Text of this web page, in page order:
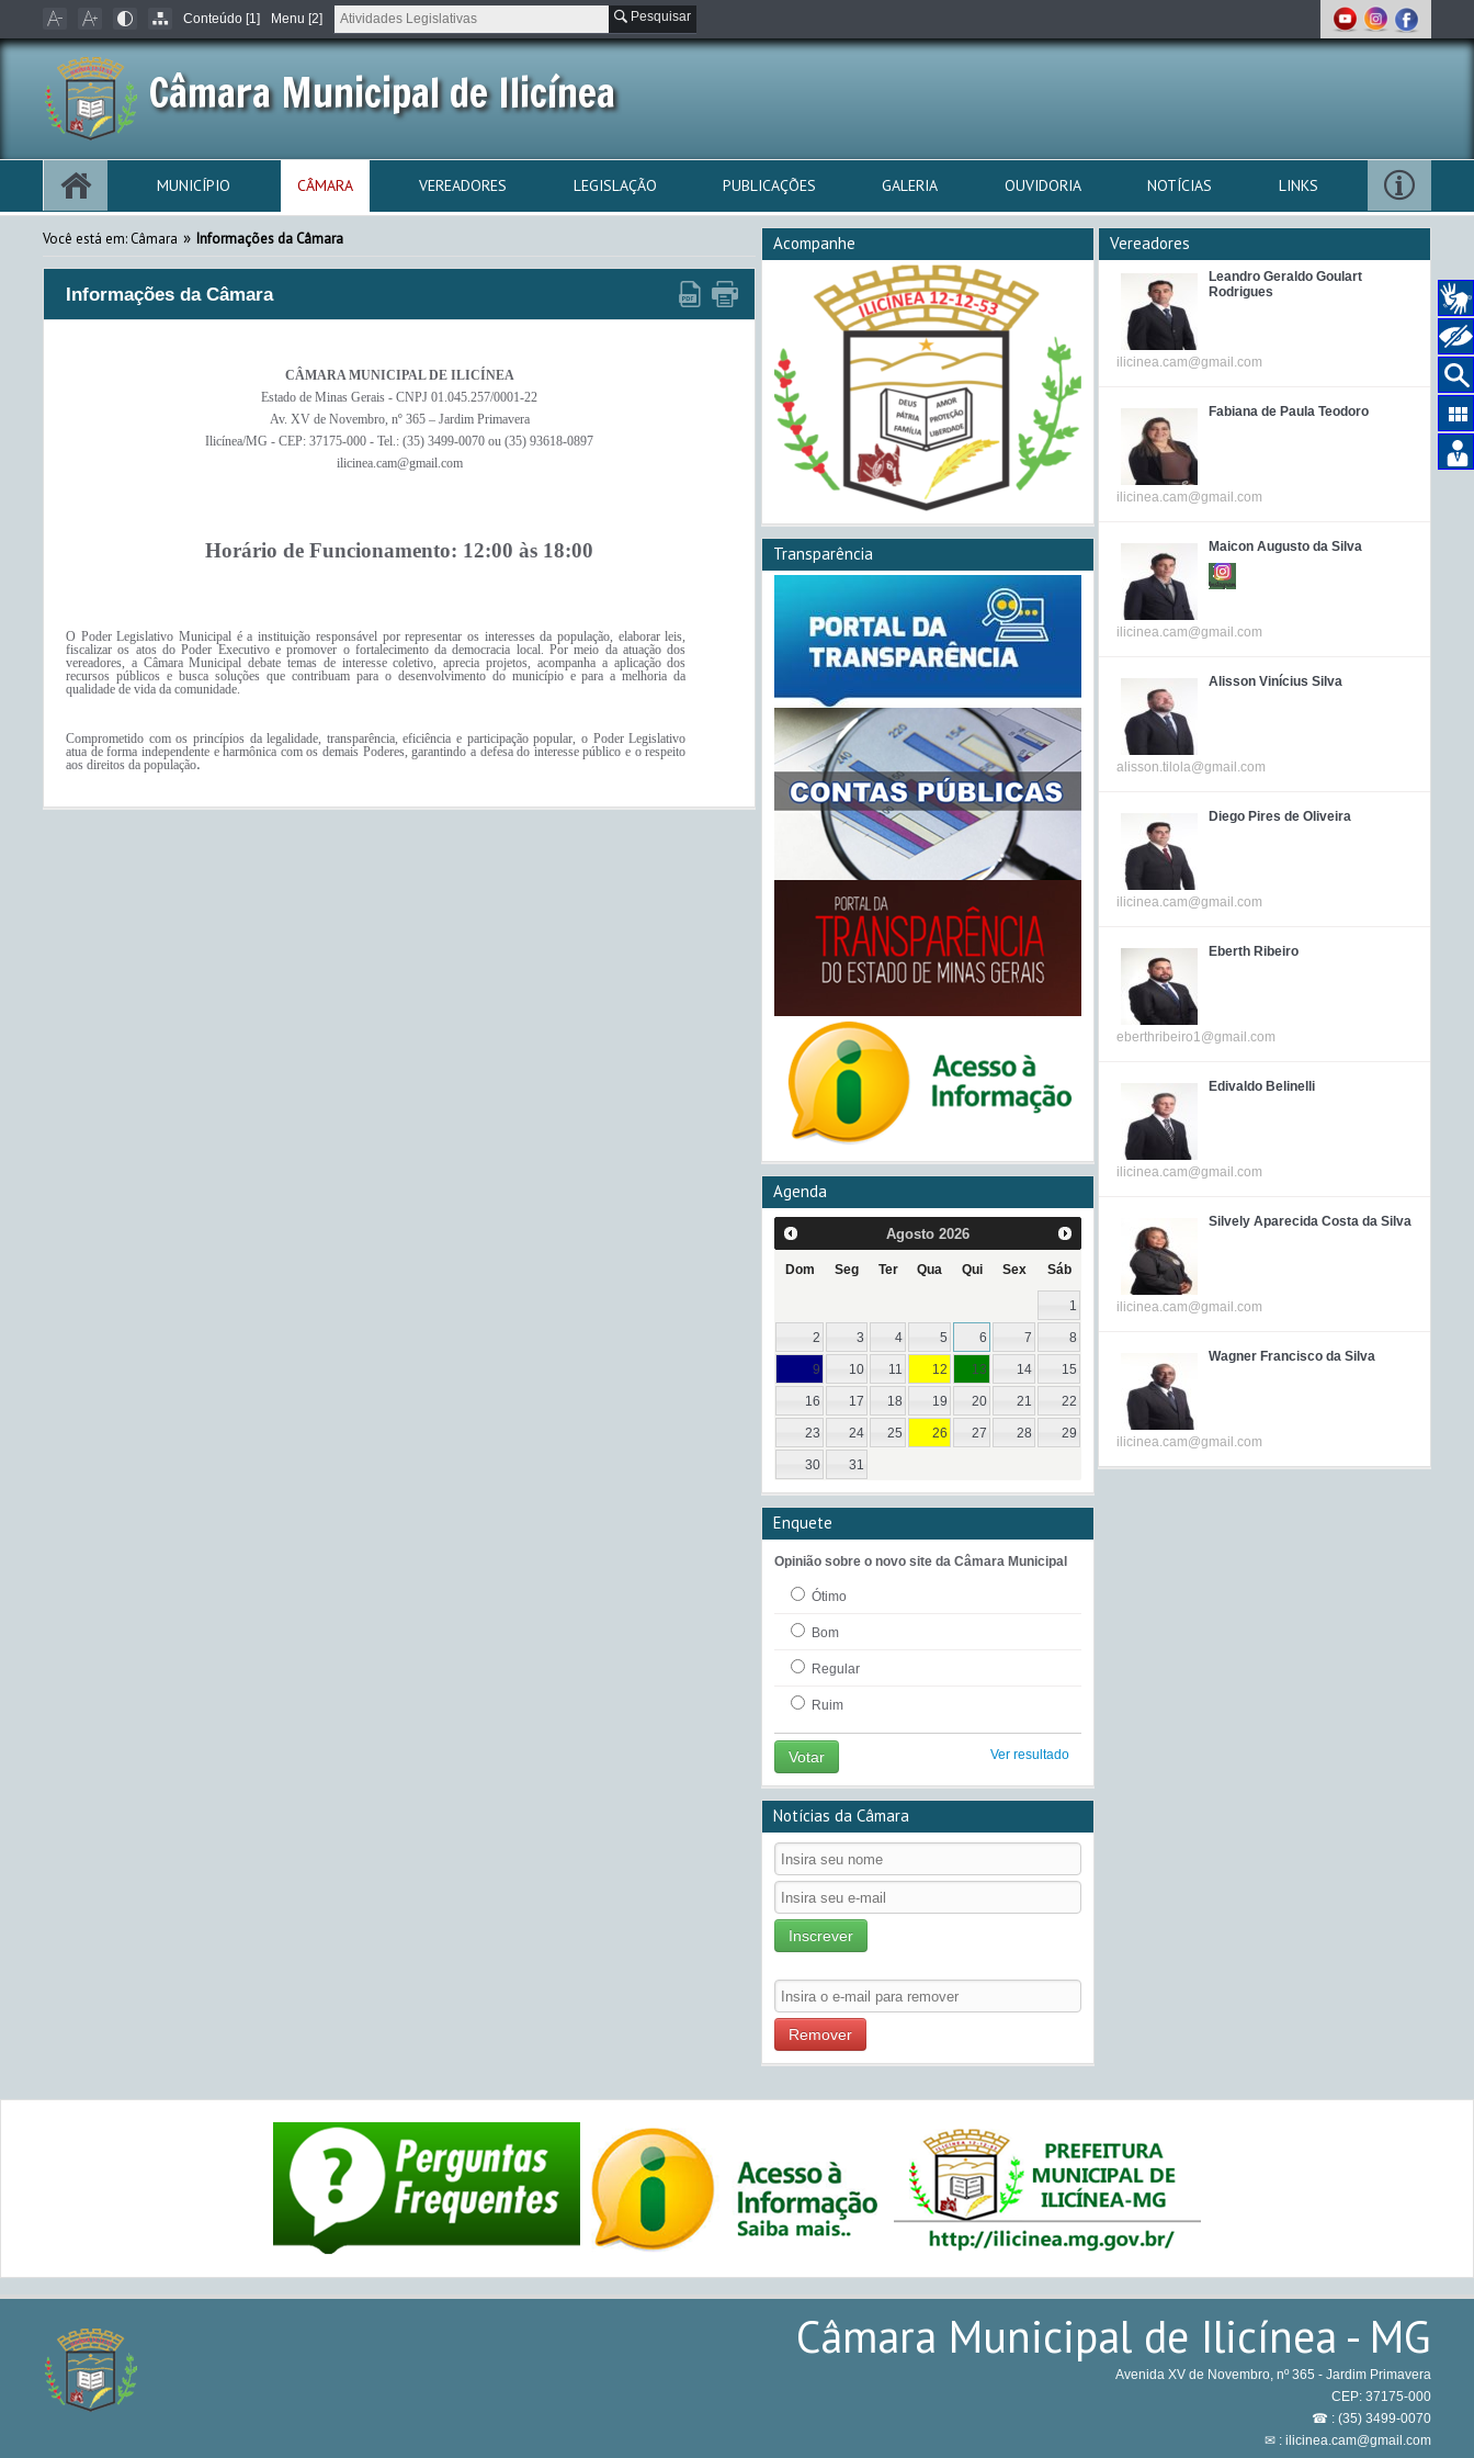
Conteúdo [1] Menu [2] Pesquisar
Câmara Municipal de Ilicínea
MUNICÍPIO CÂMARA VEREADORES LEGISLAÇÃO PUBLICAÇÕES GALERIA OUVIDORIA NOTÍCIAS LINKS
Você está em: Câmara » Informações da Câmara
Informações da Câmara
CÂMARA MUNICIPAL DE ILICÍNEA
Estado de Minas Gerais - CNPJ 01.045.257/0001-22
Av. XV de Novembro, nº 365 – Jardim Primavera
Ilicínea/MG - CEP: 37175-000 - Tel.: (35) 3499-0070 ou (35) 93618-0897
ilicinea.cam@gmail.com
Horário de Funcionamento: 12:00 às 18:00
O Poder Legislativo Municipal é a instituição responsável por representar os interesses da população, elaborar leis,
fiscalizar os atos do Poder Executivo e promover o fortalecimento da democracia local. Por meio da atuação dos
vereadores, a Câmara Municipal debate temas de interesse coletivo, aprecia projetos, acompanha a aplicação dos
recursos públicos e busca soluções que contribuam para o desenvolvimento do município e para a melhoria da
qualidade de vida da comunidade.
Comprometido com os princípios da legalidade, transparência, eficiência e participação popular, o Poder Legislativo
atua de forma independente e harmônica com os demais Poderes, garantindo a defesa do interesse público e o respeito
aos direitos da população.
Vereadores
Leandro Geraldo Goulart
Rodrigues
ilicinea.cam@gmail.com
Fabiana de Paula Teodoro
ilicinea.cam@gmail.com
Maicon Augusto da Silva
ilicinea.cam@gmail.com
Alisson Vinícius Silva
alisson.tilola@gmail.com
Diego Pires de Oliveira
ilicinea.cam@gmail.com
Eberth Ribeiro
eberthribeiro1@gmail.com
Edivaldo Belinelli
ilicinea.cam@gmail.com
Silvely Aparecida Costa da Silva
ilicinea.cam@gmail.com
Wagner Francisco da Silva
ilicinea.cam@gmail.com
Acompanhe
Transparência
Agenda
Agosto 2026
Dom Seg Ter Qua Qui Sex Sáb
1
2 3 4 5 6 7 8
9 10 11 12 13 14 15
16 17 18 19 20 21 22
23 24 25 26 27 28 29
30 31
Enquete
Opinião sobre o novo site da Câmara Municipal
Ótimo
Bom
Regular
Ruim
Votar Ver resultado
Notícias da Câmara
Inscrever
Remover
Câmara Municipal de Ilicínea - MG
Avenida XV de Novembro, nº 365 - Jardim Primavera
CEP: 37175-000
☎ : (35) 3499-0070
✉ : ilicinea.cam@gmail.com